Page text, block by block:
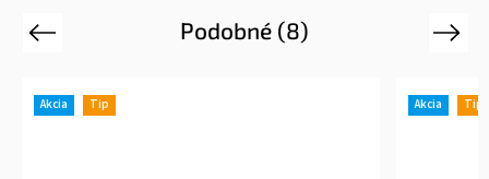
Podobné (8)
Previous
Akcia Tip Akcia Tip
Next